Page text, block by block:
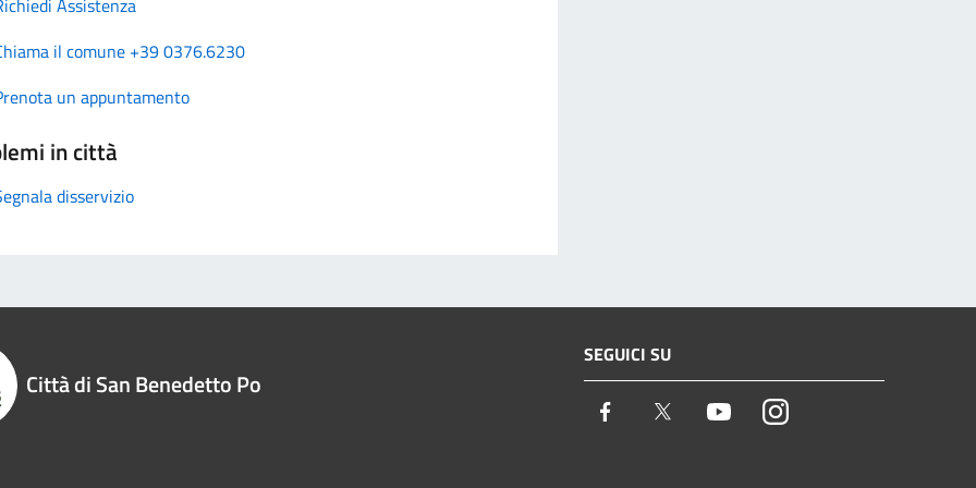
il comune +39 0376.6230
un appuntamento
in città
disservizio
Città di San Benedetto Po
SEGUICI SU
Facebook Twitter YoutubeInstagram